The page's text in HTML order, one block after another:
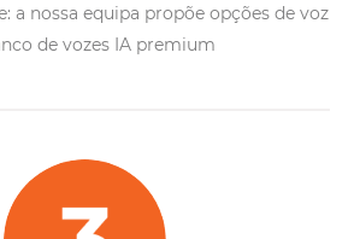
a nossa equipa propõe opções de voz
de vozes IA premium